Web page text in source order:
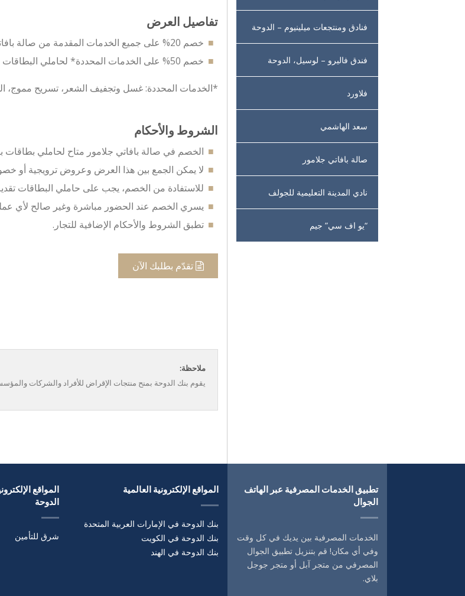
تفاصيل العرض
خصم 20% على جميع الخدمات المقدمة من صالة بافاتي.
خصم 50% على الخدمات المحددة* لحاملي البطاقات المميزة.
*الخدمات المحددة: غسل وتجفيف الشعر، تسريح مموج،
الشروط والأحكام
الخصم في صالة بافاتي جلامور متاح لحاملي بطاقات
لا يمكن الجمع بين هذا العرض وعروض ترويجية أو
للاستفادة من الخصم، يجب على حاملي البطاقات
يسري الخصم عند الحضور مباشرة وغير صالح لأي
تطبق الشروط والأحكام الإضافية للتجار.
تقدّم بطلبك الآن
ملاحظة:
يقوم بنك الدوحة بمنح منتجات الإقراض للأفراد والشركات
فنادق ومنتجعات ميلينيوم – الدوحة
فندق فاليرو – لوسيل، الدوحة
فلاورد
سعد الهاشمي
صالة بافاتي جلامور
نادي المدينة التعليمية للجولف
“يو اف سي” جيم
المواقع
الدوحة
شرق للتأمين
المواقع الإلكترونية العالمية
بنك الدوحة في الإمارات العربية المتحدة
بنك الدوحة في الكويت
بنك الدوحة في الهند
تطبيق الخدمات المصرفية عبر الهاتف
الجوال
الخدمات المصرفية بين يديك في كل وقت
وفي أي مكان! قم بتنزيل تطبيق الجوال
المصرفي من متجر آبل أو متجر جوجل
بلاي.